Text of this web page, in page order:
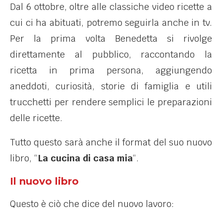
Dal 6 ottobre, oltre alle classiche video ricette a
cui ci ha abituati, potremo seguirla anche in tv.
Per la prima volta Benedetta si rivolge
direttamente al pubblico, raccontando la
ricetta in prima persona, aggiungendo
aneddoti, curiosità, storie di famiglia e utili
trucchetti per rendere semplici le preparazioni
delle ricette.
Tutto questo sarà anche il format del suo nuovo
libro, “La cucina di casa mia“.
Il nuovo libro
Questo è ciò che dice del nuovo lavoro: